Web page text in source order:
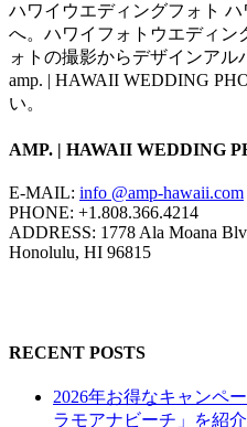
ハワイウエディングフォト
へ。ハワイフォトウエディン
ォトの撮影からデザインアル
amp. | HAWAII WEDDING
い。
AMP. | HAWAII WEDDING
E-MAIL: info @amp-hawaii.com
PHONE: +1.808.366.4214
ADDRESS: 1778 Ala Moana
Honolulu, HI 96815
RECENT POSTS
2026年お得なキャンペ
ラモアナビーチ」を紹介